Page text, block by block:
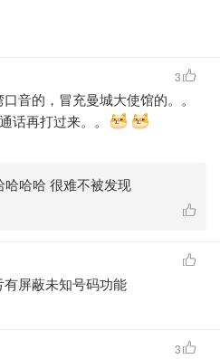
音的，冒充曼城大使馆的。。
话再打过来。。
3
哈哈哈 很难不被发现
有屏蔽未知号码功能
3